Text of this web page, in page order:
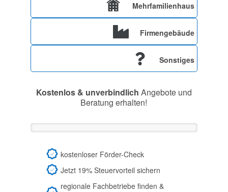
Mehrfamilienhaus
Firmengebäude
Sonstiges
Kostenlos & unverbindlich Angebote und
Beratung erhalten!
kostenloser Förder-Check
Jetzt 19% Steuervorteil sichern
regionale Fachbetriebe finden &